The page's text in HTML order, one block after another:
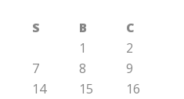
S B
C
1
2
7 8
9
14 15
16